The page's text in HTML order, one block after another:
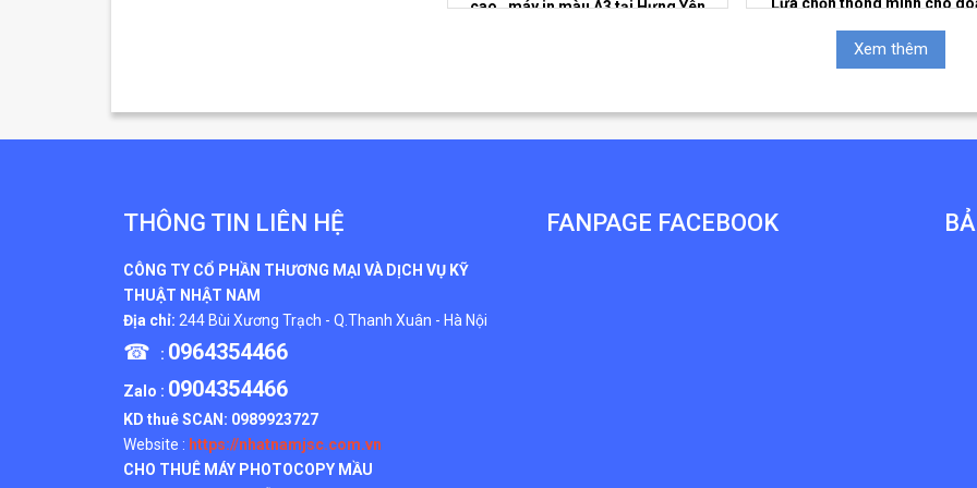
cao , máy in màu A3 tại Hưng Yên
Xem thêm
THÔNG TIN LIÊN HỆ
CÔNG TY CỔ PHẦN THƯƠNG MẠI VÀ DỊCH VỤ KỸ
THUẬT NHẬT NAM
Địa chỉ: 244 Bùi Xương Trạch - Q.Thanh Xuân - Hà Nội
☎ : 0964354466
Zalo : 0904354466
KD thuê SCAN: 0989923727
Website : https://nhatnamjsc.com.vn
CHO THUÊ MÁY PHOTOCOPY MẦU
FANPAGE FACEBOOK